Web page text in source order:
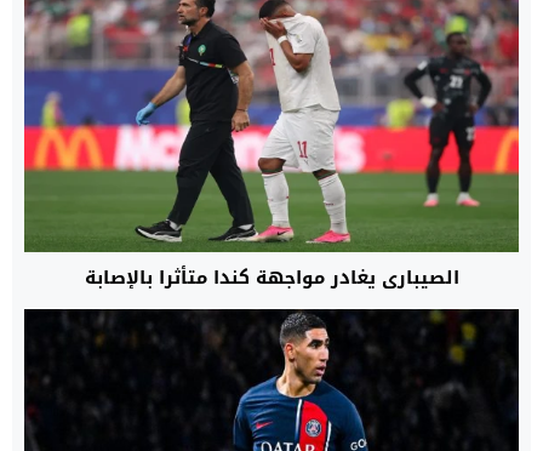
الصيباري يغادر مواجهة كندا متأثرا بالإصابة